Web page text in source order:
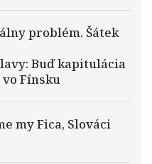
problém. Šátek
Buď kapitulácia
Fínsku
my Fica, Slováci